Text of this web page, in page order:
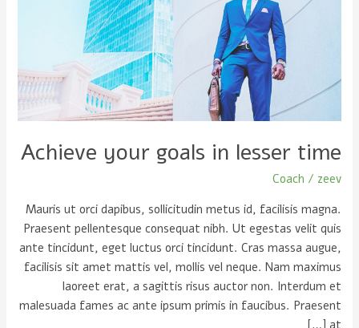
Achieve your goals in lesser time
Coach / zeev
Mauris ut orci dapibus, sollicitudin metus id, facilisis magna.
Praesent pellentesque consequat nibh. Ut egestas velit quis
ante tincidunt, eget luctus orci tincidunt. Cras massa augue,
facilisis sit amet mattis vel, mollis vel neque. Nam maximus
laoreet erat, a sagittis risus auctor non. Interdum et
malesuada fames ac ante ipsum primis in faucibus. Praesent
at […]